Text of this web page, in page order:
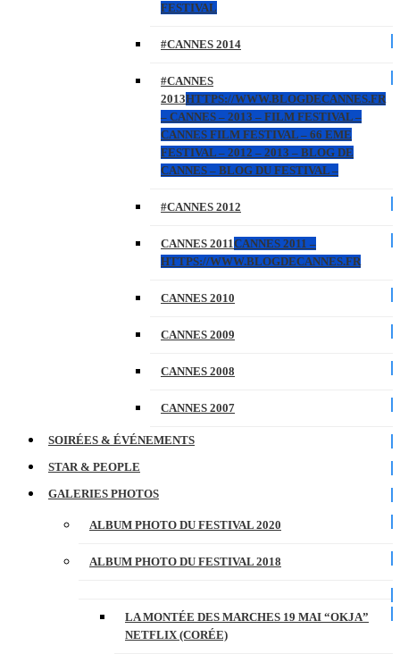
FESTIVAL
#CANNES 2014
#CANNES
2013HTTPS://WWW.BLOGDECANNES.FR
– CANNES – 2013 – FILM FESTIVAL –
CANNES FILM FESTIVAL – 66 EME
FESTIVAL – 2012 – 2013 – BLOG DE
CANNES – BLOG DU FESTIVAL –
#CANNES 2012
CANNES 2011CANNES 2011 –
HTTPS://WWW.BLOGDECANNES.FR
CANNES 2010
CANNES 2009
CANNES 2008
CANNES 2007
SOIRÉES & ÉVÉNEMENTS
STAR & PEOPLE
GALERIES PHOTOS
ALBUM PHOTO DU FESTIVAL 2020
ALBUM PHOTO DU FESTIVAL 2018
LA MONTÉE DES MARCHES 19 MAI “OKJA”
NETFLIX (CORÉE)